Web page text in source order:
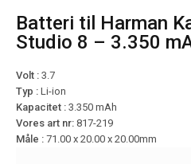
Batteri til Harman Kardon Onyx
Studio 8 – 3.350
Volt : 3.7
Typ : Li-ion
Kapacitet : 3.350 mAh
Vores art nr: 817-219
Måle : 71.00 x 20.00 x 20.00mm